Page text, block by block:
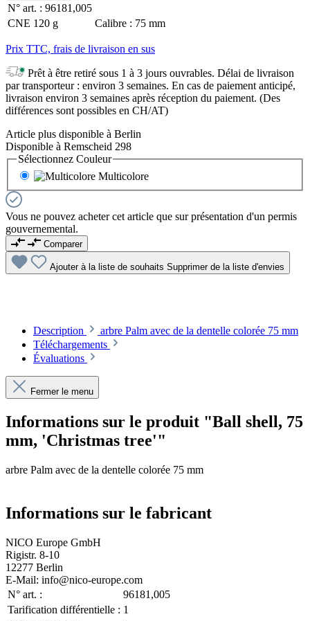
N° art. : 96181,005
CNE 120 g Calibre : 75 mm
Prix TTC, frais de livraison en sus
Prêt à être retiré sous 1 à 3 jours ouvrables. Délai de livraison
par transporteur : environ 3 semaines. En cas de paiement anticipé,
livraison environ 3 semaines après réception du paiement. (Des
différences sont possibles en CH/AT)
Article plus disponible à Berlin
Disponible à Remscheid 298
Sélectionnez Couleur
Multicolore
Vous ne pouvez acheter cet article que sur présentation d'un permis
gouvernemental.
Comparer
Ajouter à la liste de souhaits Supprimer de la liste d'envies
Description
arbre Palm avec de la dentelle colorée 75 mm
Téléchargements
Évaluations
Fermer le menu
Informations sur le produit "Ball shell, 75
mm, 'Christmas tree'"
arbre Palm avec de la dentelle colorée 75 mm
Informations sur le fabricant
NICO Europe GmbH
Rigistr. 8-10
12277 Berlin
E-Mail: info@nico-europe.com
N° art. :
96181,005
Tarification différentielle : 1